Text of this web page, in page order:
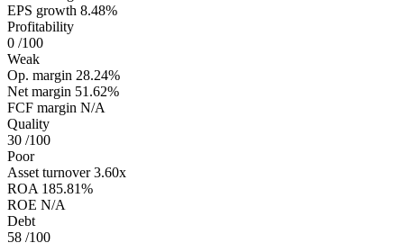
EPS growth 8.48%
Profitability
0 /100
Weak
Op. margin 28.24%
Net margin 51.62%
FCF margin N/A
Quality
30 /100
Poor
Asset turnover 3.60x
ROA 185.81%
ROE N/A
Debt
58 /100